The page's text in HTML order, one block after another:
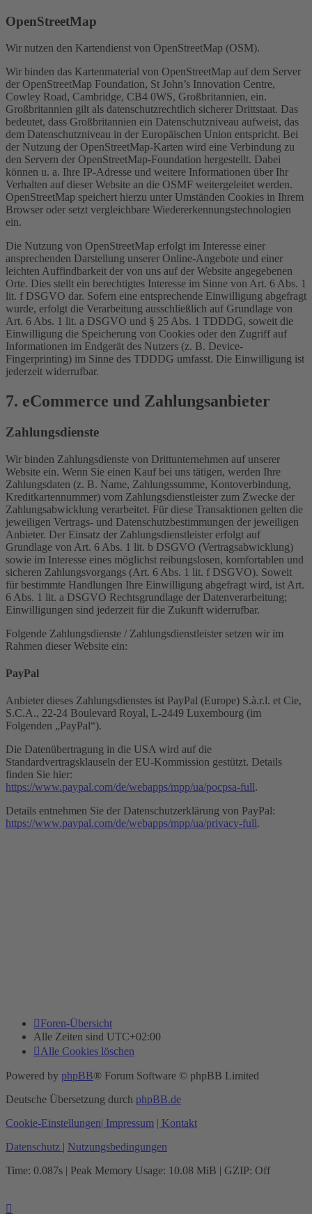
OpenStreetMap
Wir nutzen den Kartendienst von OpenStreetMap (OSM).
Wir binden das Kartenmaterial von OpenStreetMap auf dem Server
der OpenStreetMap Foundation, St John’s Innovation Centre,
Cowley Road, Cambridge, CB4 0WS, Großbritannien, ein.
Großbritannien gilt als datenschutzrechtlich sicherer Drittstaat. Das
bedeutet, dass Großbritannien ein Datenschutzniveau aufweist, das
dem Datenschutzniveau in der Europäischen Union entspricht. Bei
der Nutzung der OpenStreetMap-Karten wird eine Verbindung zu
den Servern der OpenStreetMap-Foundation hergestellt. Dabei
können u. a. Ihre IP-Adresse und weitere Informationen über Ihr
Verhalten auf dieser Website an die OSMF weitergeleitet werden.
OpenStreetMap speichert hierzu unter Umständen Cookies in Ihrem
Browser oder setzt vergleichbare Wiedererkennungstechnologien
ein.
Die Nutzung von OpenStreetMap erfolgt im Interesse einer
ansprechenden Darstellung unserer Online-Angebote und einer
leichten Auffindbarkeit der von uns auf der Website angegebenen
Orte. Dies stellt ein berechtigtes Interesse im Sinne von Art. 6 Abs. 1
lit. f DSGVO dar. Sofern eine entsprechende Einwilligung abgefragt
wurde, erfolgt die Verarbeitung ausschließlich auf Grundlage von
Art. 6 Abs. 1 lit. a DSGVO und § 25 Abs. 1 TDDDG, soweit die
Einwilligung die Speicherung von Cookies oder den Zugriff auf
Informationen im Endgerät des Nutzers (z. B. Device-
Fingerprinting) im Sinne des TDDDG umfasst. Die Einwilligung ist
jederzeit widerrufbar.
7. eCommerce und Zahlungs­anbieter
Zahlungsdienste
Wir binden Zahlungsdienste von Drittunternehmen auf unserer
Website ein. Wenn Sie einen Kauf bei uns tätigen, werden Ihre
Zahlungsdaten (z. B. Name, Zahlungssumme, Kontoverbindung,
Kreditkartennummer) vom Zahlungsdienstleister zum Zwecke der
Zahlungsabwicklung verarbeitet. Für diese Transaktionen gelten die
jeweiligen Vertrags- und Datenschutzbestimmungen der jeweiligen
Anbieter. Der Einsatz der Zahlungsdienstleister erfolgt auf
Grundlage von Art. 6 Abs. 1 lit. b DSGVO (Vertragsabwicklung)
sowie im Interesse eines möglichst reibungslosen, komfortablen und
sicheren Zahlungsvorgangs (Art. 6 Abs. 1 lit. f DSGVO). Soweit
für bestimmte Handlungen Ihre Einwilligung abgefragt wird, ist Art.
6 Abs. 1 lit. a DSGVO Rechtsgrundlage der Datenverarbeitung;
Einwilligungen sind jederzeit für die Zukunft widerrufbar.
Folgende Zahlungsdienste / Zahlungsdienstleister setzen wir im
Rahmen dieser Website ein:
PayPal
Anbieter dieses Zahlungsdienstes ist PayPal (Europe) S.à.r.l. et Cie,
S.C.A., 22-24 Boulevard Royal, L-2449 Luxembourg (im
Folgenden „PayPal“).
Die Datenübertragung in die USA wird auf die
Standardvertragsklauseln der EU-Kommission gestützt. Details
finden Sie hier:
https://www.paypal.com/de/webapps/mpp/ua/pocpsa-full.
Details entnehmen Sie der Datenschutzerklärung von PayPal:
https://www.paypal.com/de/webapps/mpp/ua/privacy-full.
Foren-Übersicht
Alle Zeiten sind UTC+02:00
Alle Cookies löschen
Powered by phpBB® Forum Software © phpBB Limited
Deutsche Übersetzung durch phpBB.de
Cookie-Einstellungen| Impressum | Kontakt
Datenschutz | Nutzungsbedingungen
Time: 0.087s | Peak Memory Usage: 10.08 MiB | GZIP: Off